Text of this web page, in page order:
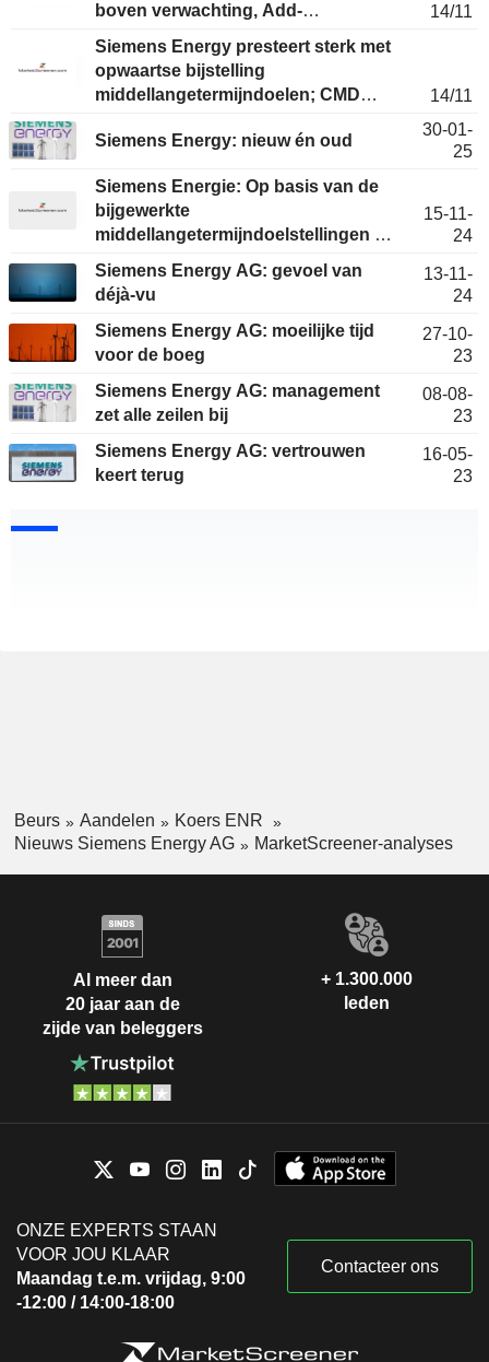
boven verwachting, Add-
14/11
Siemens Energy presteert sterk met
opwaartse bijstelling
middellangetermijndoelen; CMD
14/11
Siemens Energy: nieuw én oud
30-01-
25
Siemens Energie: Op basis van de
bijgewerkte
middellangetermijndoelstellingen is
naar Verminderen
15-11-
24
Siemens Energy AG: gevoel van
déjà-vu
13-11-
24
Siemens Energy AG: moeilijke tijd
voor de boeg
27-10-
23
Siemens Energy AG: management
zet alle zeilen bij
08-08-
23
Siemens Energy AG: vertrouwen
keert terug
16-05-
23
Beurs Aandelen
Koers ENR
Nieuws Siemens Energy AG
MarketScreener-analyses
Al meer dan
20 jaar aan de
zijde van beleggers
+ 1.300.000
leden
ONZE EXPERTS STAAN
VOOR JOU KLAAR
Maandag t.e.m. vrijdag, 9:00
-12:00 / 14:00-18:00
Contacteer ons